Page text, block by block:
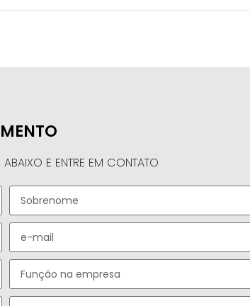
E ENTRE EM CONTATO